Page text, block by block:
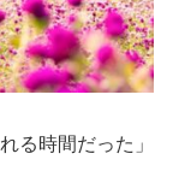
る時間だった」